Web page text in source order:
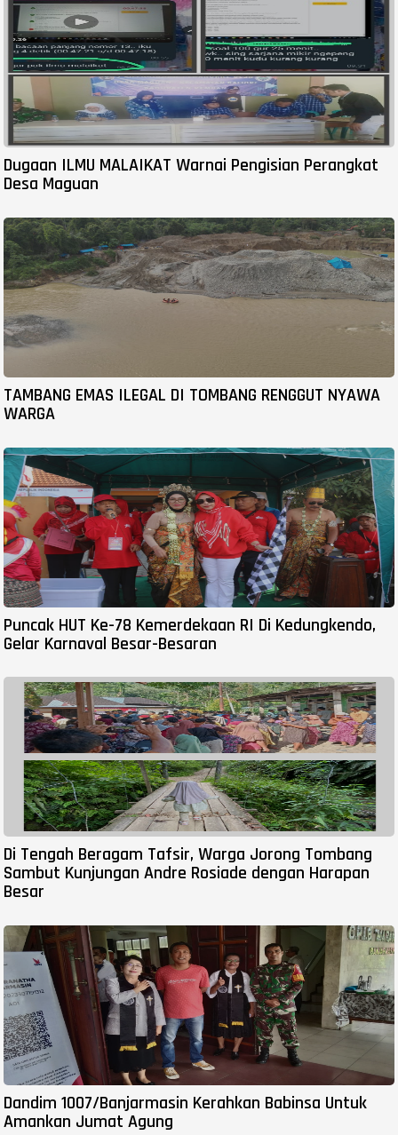
Dugaan ILMU MALAIKAT Warnai Pengisian Perangkat
Desa Maguan
TAMBANG EMAS ILEGAL DI TOMBANG RENGGUT NYAWA
WARGA
Puncak HUT Ke-78 Kemerdekaan RI Di Kedungkendo,
Gelar Karnaval Besar-Besaran
Di Tengah Beragam Tafsir, Warga Jorong Tombang
Sambut Kunjungan Andre Rosiade dengan Harapan
Besar
Dandim 1007/Banjarmasin Kerahkan Babinsa Untuk
Amankan Jumat Agung